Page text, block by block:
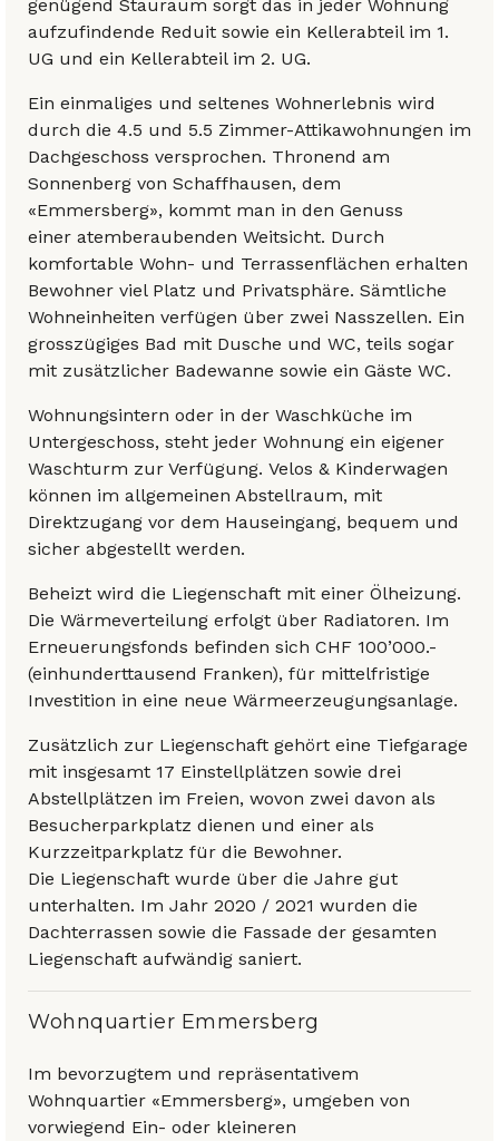
genügend Stauraum sorgt das in jeder Wohnung
aufzufindende Reduit sowie ein Kellerabteil im 1.
UG und ein Kellerabteil im 2. UG.
Ein einmaliges und seltenes Wohnerlebnis wird
durch die 4.5 und 5.5 Zimmer-Attikawohnungen im
Dachgeschoss versprochen. Thronend am
Sonnenberg von Schaffhausen, dem
«Emmersberg», kommt man in den Genuss
einer atemberaubenden Weitsicht. Durch
komfortable Wohn- und Terrassenflächen erhalten
Bewohner viel Platz und Privatsphäre. Sämtliche
Wohneinheiten verfügen über zwei Nasszellen. Ein
grosszügiges Bad mit Dusche und WC, teils sogar
mit zusätzlicher Badewanne sowie ein Gäste WC.
Wohnungsintern oder in der Waschküche im
Untergeschoss, steht jeder Wohnung ein eigener
Waschturm zur Verfügung. Velos & Kinderwagen
können im allgemeinen Abstellraum, mit
Direktzugang vor dem Hauseingang, bequem und
sicher abgestellt werden.
Beheizt wird die Liegenschaft mit einer Ölheizung.
Die Wärmeverteilung erfolgt über Radiatoren. Im
Erneuerungsfonds befinden sich CHF 100’000.-
(einhunderttausend Franken), für mittelfristige
Investition in eine neue Wärmeerzeugungsanlage.
Zusätzlich zur Liegenschaft gehört eine Tiefgarage
mit insgesamt 17 Einstellplätzen sowie drei
Abstellplätzen im Freien, wovon zwei davon als
Besucherparkplatz dienen und einer als
Kurzzeitparkplatz für die Bewohner.
Die Liegenschaft wurde über die Jahre gut
unterhalten. Im Jahr 2020 / 2021 wurden die
Dachterrassen sowie die Fassade der gesamten
Liegenschaft aufwändig saniert.
Wohnquartier Emmersberg
Im bevorzugtem und repräsentativem
Wohnquartier «Emmersberg», umgeben von
vorwiegend Ein- oder kleineren